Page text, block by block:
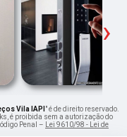
›
Vila IAPI " é de direito reservado.
é proibida sem a autorização do
Penal –
Lei 9610/98 - Lei de